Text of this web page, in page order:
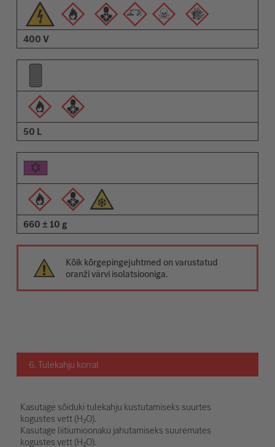
400 V
50 L
660 ± 10 g
Kõik kõrgepingejuhtmed on varustatud
oranži värvi isolatsiooniga.
6. Tulekahju korral
Kasutage sõiduki tulekahju kustutamiseks suurtes
kogustes vett (H₂O).
Kasutage liitiumioonaku jahutamiseks suuremates
kogustes vett (H₂O).